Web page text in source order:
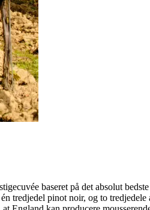
baseret på det absolut
tredjedel pinot noir, og to